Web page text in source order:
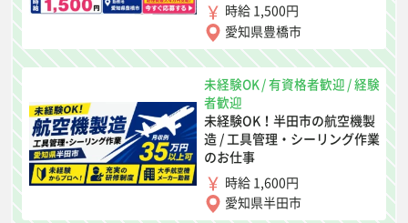
時給 1,500円
愛知県豊橋市
未経験OK /有資格者歓迎 /経験
者歓迎
未経験OK！半田市の航空機製
造 / 工具管理・シーリング作業
のお仕事
時給 1,600円
愛知県半田市